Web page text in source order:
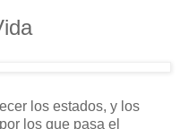
los estados, y los
los que pasa el